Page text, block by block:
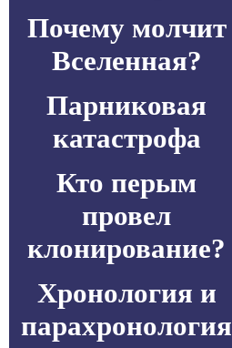
Почему молчит
Вселенная?
Парниковая
катастрофа
Кто перым
провел
клонирование?
Хронология и
парахронология